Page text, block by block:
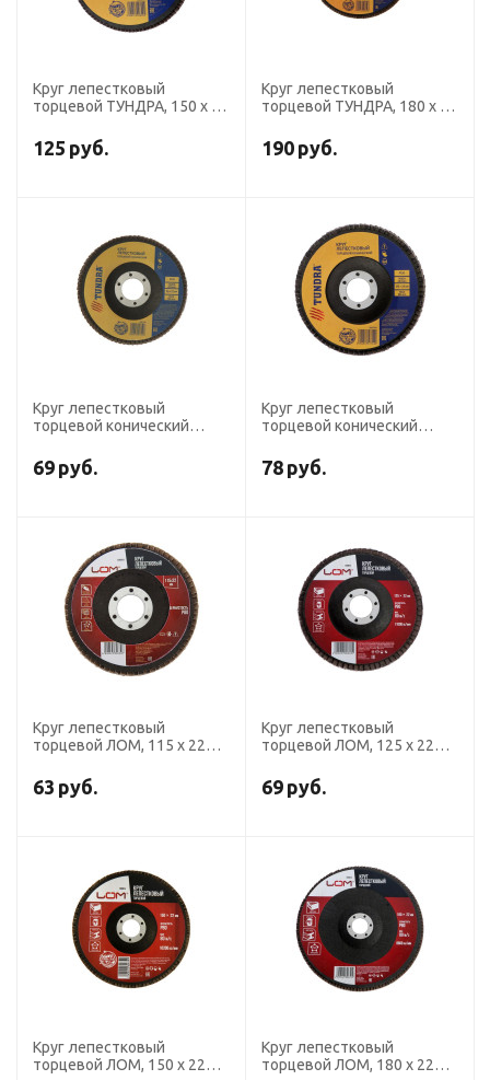
Круг лепестковый
торцевой ТУНДРА, 150 х 22
125 руб.
Круг лепестковый
торцевой ТУНДРА, 180 х 22
190 руб.
Круг лепестковый
торцевой конический
69 руб.
Круг лепестковый
торцевой конический
78 руб.
Круг лепестковый
торцевой ЛОМ, 115 х 22
63 руб.
Круг лепестковый
торцевой ЛОМ, 125 х 22
69 руб.
Круг лепестковый
торцевой ЛОМ, 150 х 22
Круг лепестковый
торцевой ЛОМ, 180 х 22